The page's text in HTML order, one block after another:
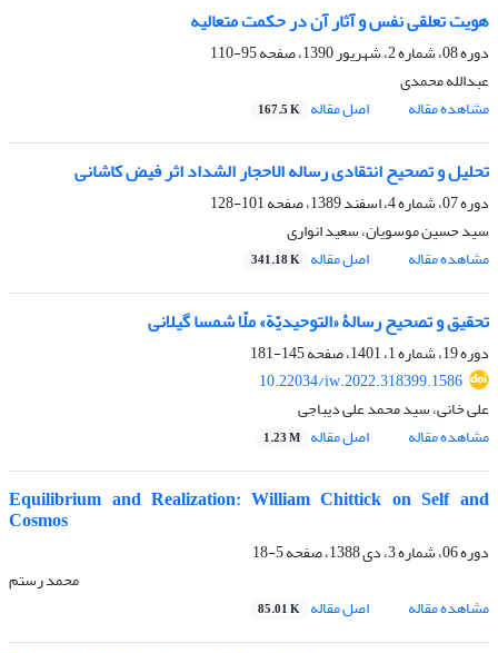
هویت تعلقی نفس و آثار آن در حکمت متعالیه
دوره 08، شماره 2، شهریور 1390، صفحه
95-110
عبدالله محمدی
مشاهده مقاله
اصل مقاله 167.5 K
تحلیل و تصحیح انتقادی رساله الاحجار الشداد اثر فیض کاشانی
دوره 07، شماره 4، اسفند 1389، صفحه
101-128
سید حسین موسویان، سعید انواری
مشاهده مقاله
اصل مقاله 341.18 K
تحقیق و تصحیح رسالۀ «التوحیدیّة» ملّا شمسا گیلانی
دوره 19، شماره 1، 1401، صفحه
145-181
10.22034/iw.2022.318399.1586
علی خانی، سید محمد علی دیباجی
مشاهده مقاله
اصل مقاله 1.23 M
Equilibrium and Realization: William Chittick on Self and
Cosmos
دوره 06، شماره 3، دی 1388، صفحه
5-18
محمد رستم
مشاهده مقاله
اصل مقاله 85.01 K